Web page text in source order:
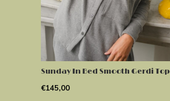
Sunday In Bed Smooth Gerdi Top
€145,00